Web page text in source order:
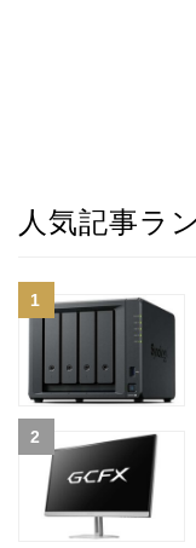
人気記事ラ